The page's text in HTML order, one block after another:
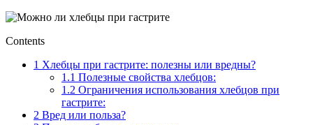
Contents
1 Хлебцы при гастрите: полезны или вредны?
1.1 Полезные свойства хлебцов:
1.2 Ограничения использования хлебцов при
гастрите:
2 Вред или польза?